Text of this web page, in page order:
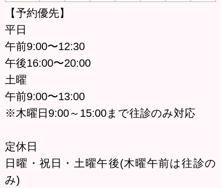
【予約優先】
平日
午前9:00〜12:30
午後16:00〜20:00
土曜
午前9:00〜13:00
※木曜日9:00～15:00まで往診のみ対応
定休日
日曜・祝日・土曜午後(木曜午前は往診の
み)